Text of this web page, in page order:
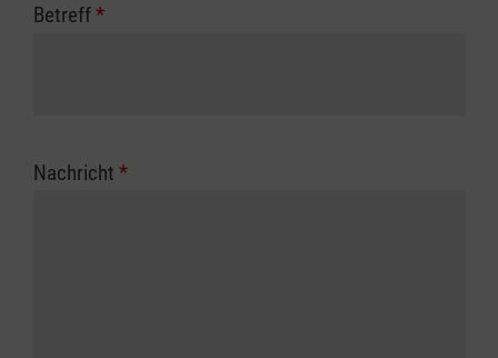
Betreff*
Nachricht *